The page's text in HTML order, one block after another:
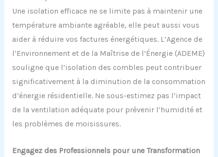
Une isolation efficace ne se limite pas à maintenir une
température ambiante agréable, elle peut aussi vous
aider à réduire vos factures énergétiques. L’Agence de
l’Environnement et de la Maîtrise de l’Énergie (ADEME)
souligne que l’isolation des combles peut contribuer
significativement à la diminution de la consommation
d’énergie résidentielle. Ne sous-estimez pas l’impact
de la ventilation adéquate pour prévenir l’humidité et
les problèmes de moisissures.
Engagez des Professionnels pour une Transformation